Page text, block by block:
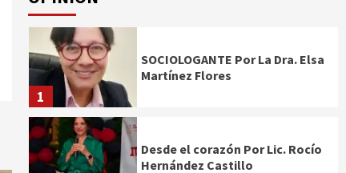
1
SOCIOLOGANTE Por La Dra. Elsa
Martínez Flores
Desde el corazón Por Lic. Rocío
Hernández Castillo